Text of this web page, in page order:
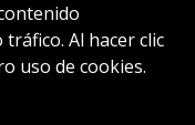
Al hacer clic
uso de cookies.
información